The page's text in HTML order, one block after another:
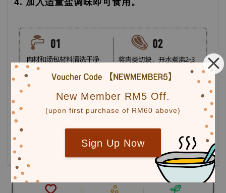
New Member RM5 Off.
(upon first purchase of RM60 above)
Sign Up Now
4. 加入适量盐调味即可食用。